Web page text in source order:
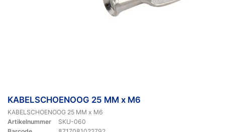
KABELSCHOENOOG 25 MM x M6
KABELSCHOENOOG 25 MM x M6
Artikelnummer
SKU-060